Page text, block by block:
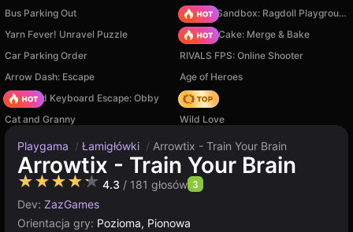
Bus Parking Out
Sprunki Sandbox: Ragdoll Playground Mode
Yarn Fever! Unravel Puzzle
Piece of Cake: Merge & Bake
Car Parking Order
RIVALS FPS: Online Shooter
Arrow Dash: Escape
Age of Heroes
+1 Speed Keyboard Escape: Obby
Hedgies
Cat and Granny
Wild Love
Playgama / Łamigłówki / Arrowtix - Train Your Brain
Arrowtix - Train Your Brain
★★★★★ 4.3 / 181 głosów 3
Dev: ZazGames
Orientacja gry: Pozioma, Pionowa